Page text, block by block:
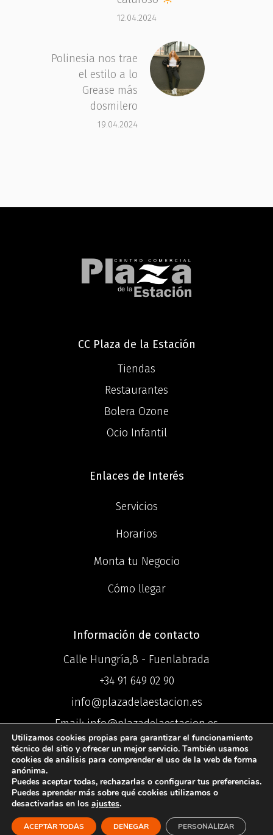
12.04.2024
Polinesia nos trae
el estilo a lo
Grease más
dosmilero
19.04.2024
CC Plaza de la Estación
Tiendas
Restaurantes
Bolera Ozone
Ocio Infantil
Enlaces de Interés
Servicios
Horarios
Monta tu Negocio
Cómo llegar
Información de contacto
Calle Hungría,8 - Fuenlabrada
+34 91 649 02 90
info@plazadelaestacion.es
Email: info@plazadelaestacion.es
©2025 Centro
Comercial Plaza de la Estación ®
Política de PrivacidadIPolítica de
Utilizamos cookies propias para garantizar el funcionamiento
técnico del sitio y ofrecer un mejor servicio. También usamos
cookies de análisis para comprender el uso de la web de forma
anónima.
Puedes aceptar todas, rechazarlas o configurar tus preferencias.
Puedes aprender más sobre qué cookies utilizamos o
desactivarlas en los ajustes.
ACEPTAR TODAS DENEGAR PERSONALIZAR